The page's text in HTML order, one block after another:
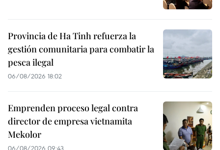
Provincia de Ha Tinh refuerza la
gestión comunitaria para combatir la
pesca ilegal
06/08/2026 18:02
Emprenden proceso legal contra
director de empresa vietnamita
Mekolor
06/08/2026 09:43